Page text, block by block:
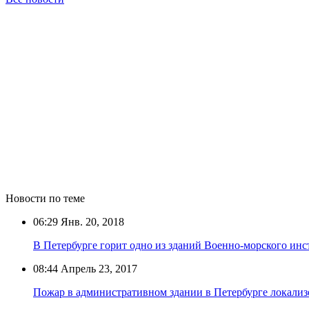
Новости по теме
06:29 Янв. 20, 2018
В Петербурге горит одно из зданий Военно-морского
08:44 Апрель 23, 2017
Пожар в административном здании в Петербурге